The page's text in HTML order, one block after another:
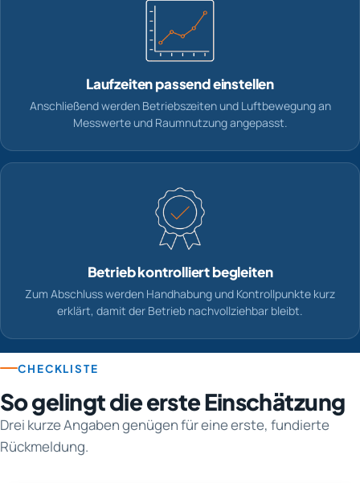
Laufzeiten passend einstellen
Anschließend werden Betriebszeiten und Luftbewegung an
Messwerte und Raumnutzung angepasst.
Betrieb kontrolliert begleiten
Zum Abschluss werden Handhabung und Kontrollpunkte kurz
erklärt, damit der Betrieb nachvollziehbar bleibt.
CHECKLISTE
So gelingt die erste Einschätzung
Drei kurze Angaben genügen für eine erste, fundierte
Rückmeldung.